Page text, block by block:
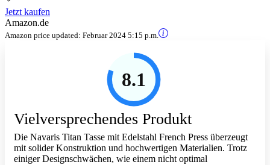
Jetzt kaufen
Amazon.de
Amazon price updated: Februar 2024 5:15 p.m.
8.1
Vielversprechendes Produkt
Die Navaris Titan Tasse mit Edelstahl French Press überzeugt
mit solider Konstruktion und hochwertigen Materialien. Trotz
einiger Designschwächen, wie einem nicht optimal